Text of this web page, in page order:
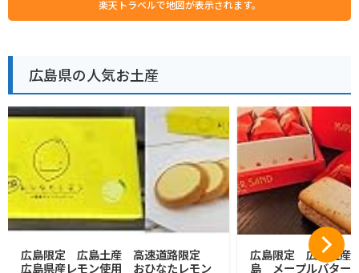
楽天トラベルで地図が表示されます。
広島県の人気お土産
広島限定 広島土産 高速道路限定
広島県産レモン使用 おひなたレモン
広島限定 広島土産
島 メープルバター